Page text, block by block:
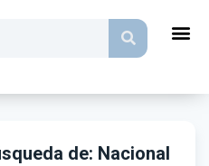
de: Nacional